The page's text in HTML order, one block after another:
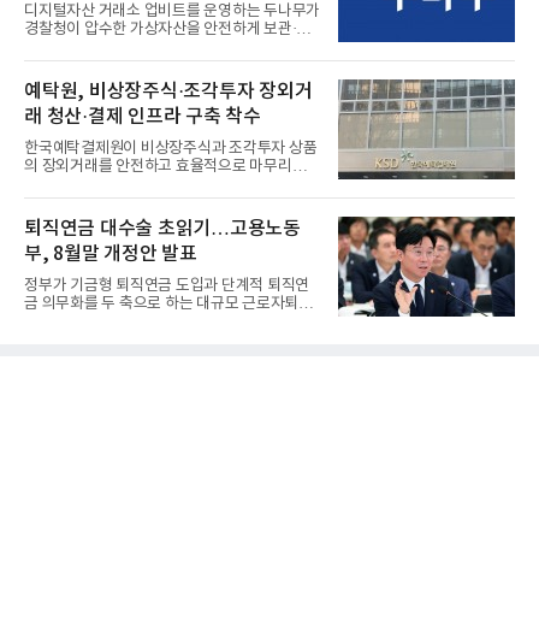
디지털자산 거래소 업비트를 운영하는 두나무가
경찰청이 압수한 가상자산을 안전하게 보관·관
예탁원, 비상장주식·조각투자 장외거
래 청산·결제 인프라 구축 착수
한국예탁결제원이 비상장주식과 조각투자 상품
의 장외거래를 안전하고 효율적으로 마무리하기
퇴직연금 대수술 초읽기…고용노동
부, 8월말 개정안 발표
정부가 기금형 퇴직연금 도입과 단계적 퇴직연
금 의무화를 두 축으로 하는 대규모 근로자퇴직